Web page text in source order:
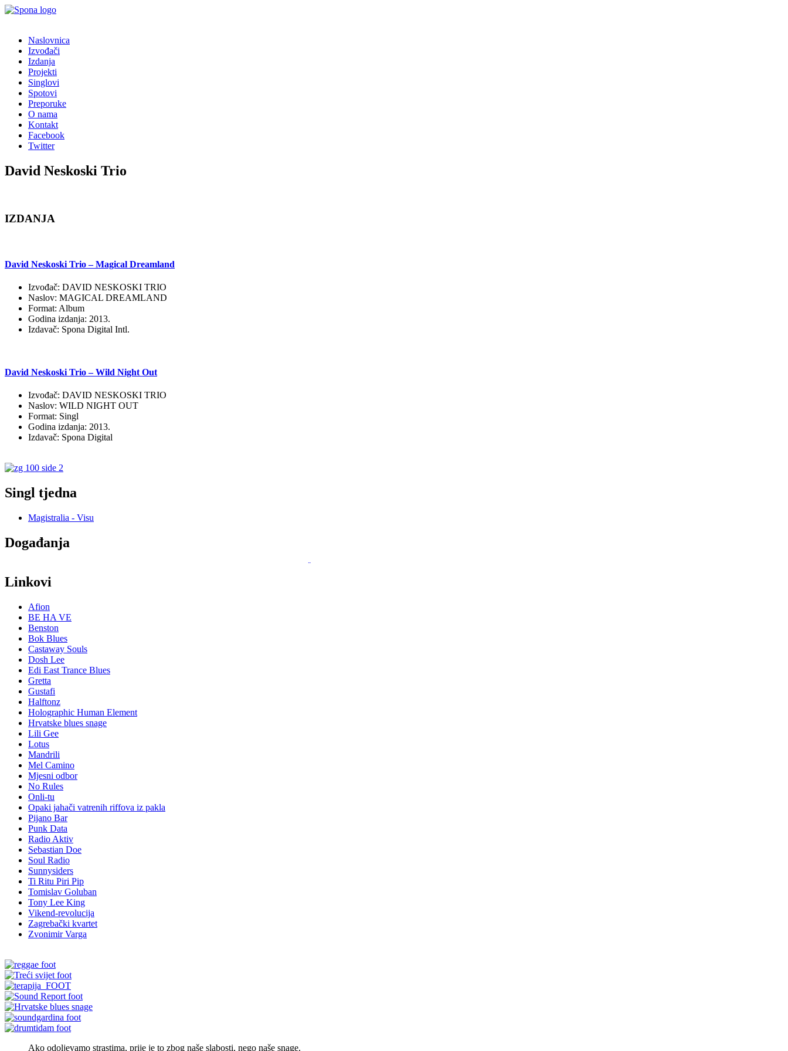
Naslovnica
Izvođači
Izdanja
Projekti
Singlovi
Spotovi
Preporuke
O nama
Kontakt
Facebook
Twitter
David Neskoski Trio
IZDANJA
David Neskoski Trio – Magical Dreamland
Izvođač: DAVID NESKOSKI TRIO
Naslov: MAGICAL DREAMLAND
Format: Album
Godina izdanja: 2013.
Izdavač: Spona Digital Intl.
David Neskoski Trio – Wild Night Out
Izvođač: DAVID NESKOSKI TRIO
Naslov: WILD NIGHT OUT
Format: Singl
Godina izdanja: 2013.
Izdavač: Spona Digital
Singl tjedna
Magistralia - Visu
Događanja
Linkovi
Afion
BE HA VE
Benston
Bok Blues
Castaway Souls
Dosh Lee
Edi East Trance Blues
Gretta
Gustafi
Halftonz
Holographic Human Element
Hrvatske blues snage
Lili Gee
Lotus
Mandrili
Mel Camino
Mjesni odbor
No Rules
Onli-tu
Opaki jahači vatrenih riffova iz pakla
Pijano Bar
Punk Data
Radio Aktiv
Sebastian Doe
Soul Radio
Sunnysiders
Ti Ritu Piri Pip
Tomislav Goluban
Tony Lee King
Vikend-revolucija
Zagrebački kvartet